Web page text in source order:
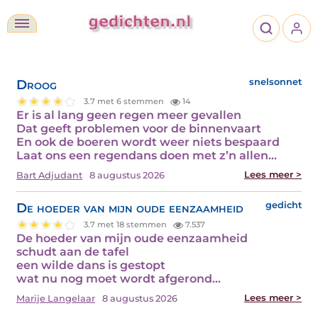
Droog snelsonnet
3.7 met 6 stemmen 14
Er is al lang geen regen meer gevallen
Dat geeft problemen voor de binnenvaart
En ook de boeren wordt weer niets bespaard
Laat ons een regendans doen met z’n allen…
Bart Adjudant 8 augustus 2026 Lees meer >
De hoeder van mijn oude eenzaamheid gedicht
3.7 met 18 stemmen 7.537
De hoeder van mijn oude eenzaamheid
schudt aan de tafel
een wilde dans is gestopt
wat nu nog moet wordt afgerond…
Marije Langelaar 8 augustus 2026 Lees meer >